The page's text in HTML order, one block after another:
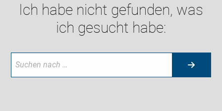
Ich habe nicht gefunden, was
ich gesucht habe: